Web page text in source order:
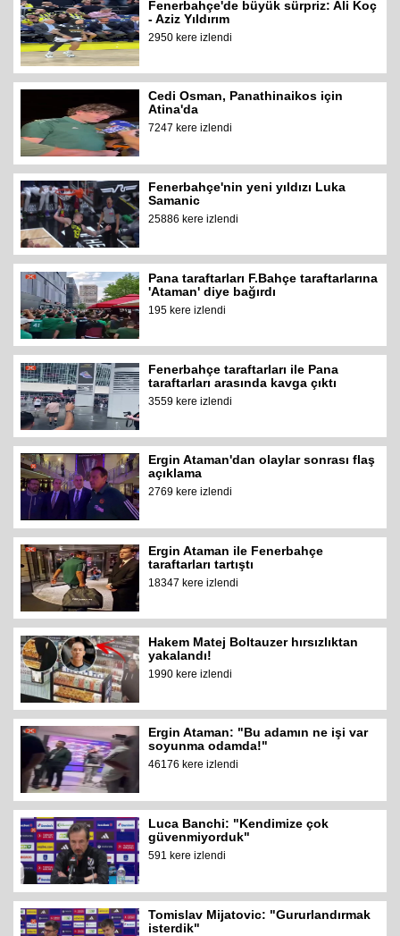
Fenerbahçe'de büyük sürpriz: Ali Koç
- Aziz Yıldırım
2950 kere izlendi
Cedi Osman, Panathinaikos için
Atina'da
7247 kere izlendi
Fenerbahçe'nin yeni yıldızı Luka
Samanic
25886 kere izlendi
Pana taraftarları F.Bahçe taraftarlarına
'Ataman' diye bağırdı
195 kere izlendi
Fenerbahçe taraftarları ile Pana
taraftarları arasında kavga çıktı
3559 kere izlendi
Ergin Ataman'dan olaylar sonrası flaş
açıklama
2769 kere izlendi
Ergin Ataman ile Fenerbahçe
taraftarları tartıştı
18347 kere izlendi
Hakem Matej Boltauzer hırsızlıktan
yakalandı!
1990 kere izlendi
Ergin Ataman: "Bu adamın ne işi var
soyunma odamda!"
46176 kere izlendi
Luca Banchi: "Kendimize çok
güvenmiyorduk"
591 kere izlendi
Tomislav Mijatovic: "Gururlandırmak
isterdik"